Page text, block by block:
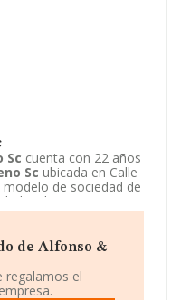
Sc cuenta con 22 años
Sc ubicada en Calle
modelo de sociedad de
civil.
de Alfonso &
regalamos el